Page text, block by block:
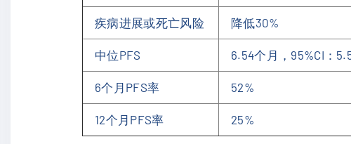
疾病进展或死亡风险 降低30%
中位PFS 6.54个月，95%CI：
6个月PFS率 52%
12个月PFS率 25%